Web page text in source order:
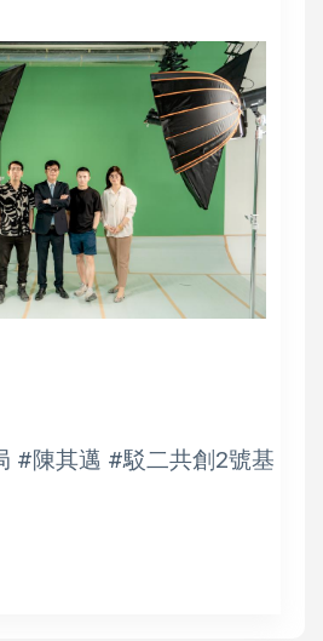
#陳其邁 #駁二共創2號基